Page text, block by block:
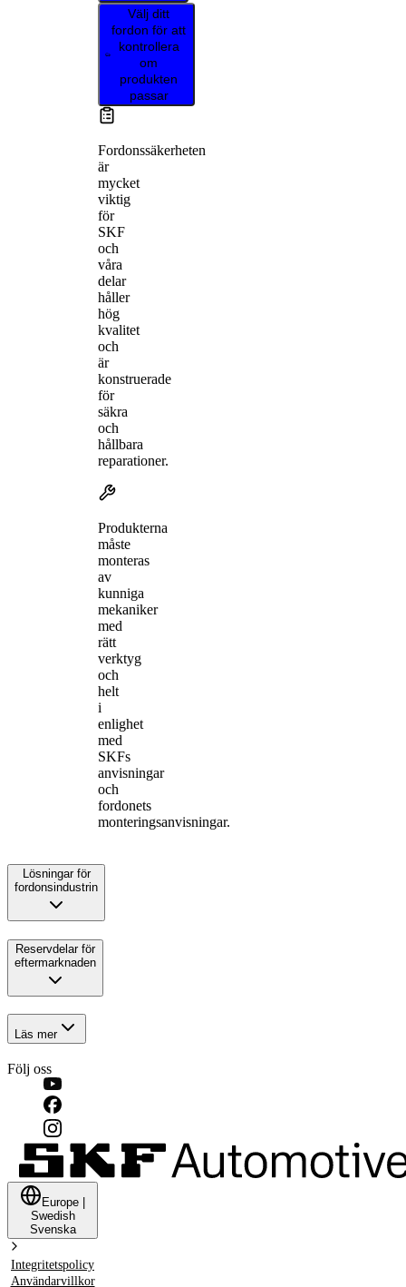
Välj ditt
fordon för att
kontrollera
om
produkten
passar
Fordonssäkerheten
är
mycket
viktig
för
SKF
och
våra
delar
håller
hög
kvalitet
och
är
konstruerade
för
säkra
och
hållbara
reparationer.
Produkterna
måste
monteras
av
kunniga
mekaniker
med
rätt
verktyg
och
helt
i
enlighet
med
SKFs
anvisningar
och
fordonets
monteringsanvisningar.
Lösningar för
fordonsindustrin
Reservdelar för
eftermarknaden
Läs mer
Följ oss
Europe
Swedish
Svenska
Integritetspolicy
Användarvillkor